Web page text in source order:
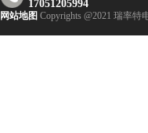
17051205994
网站地图 Copyrights @2021 瑞率